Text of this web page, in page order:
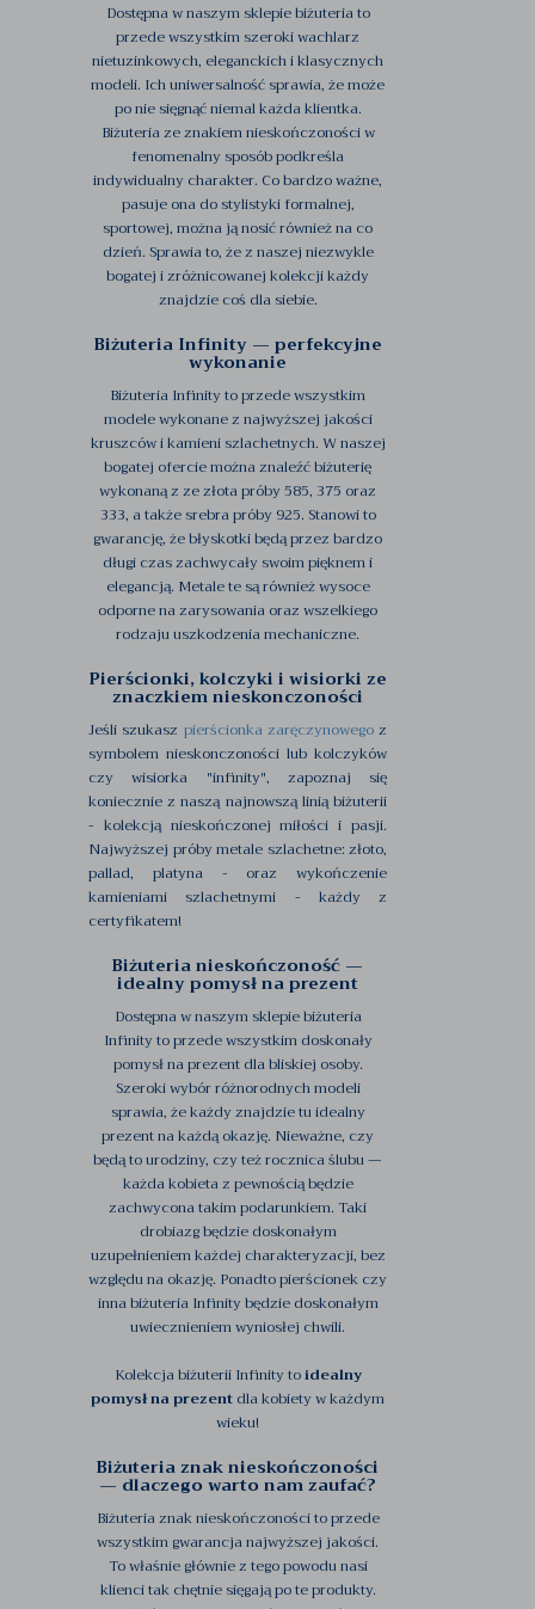
Dostępna w naszym sklepie biżuteria to
przede wszystkim szeroki wachlarz
nietuzinkowych, eleganckich i klasycznych
modeli. Ich uniwersalność sprawia, że może
po nie sięgnąć niemal każda klientka.
Biżuteria ze znakiem nieskończoności w
fenomenalny sposób podkreśla
indywidualny charakter. Co bardzo ważne,
pasuje ona do stylistyki formalnej,
sportowej, można ją nosić również na co
dzień. Sprawia to, że z naszej niezwykle
bogatej i zróżnicowanej kolekcji każdy
znajdzie coś dla siebie.
Biżuteria Infinity — perfekcyjne
wykonanie
Biżuteria Infinity to przede wszystkim
modele wykonane z najwyższej jakości
kruszców i kamieni szlachetnych. W naszej
bogatej ofercie można znaleźć biżuterię
wykonaną z ze złota próby 585, 375 oraz
333, a także srebra próby 925. Stanowi to
gwarancję, że błyskotki będą przez bardzo
długi czas zachwycały swoim pięknem i
elegancją. Metale te są również wysoce
odporne na zarysowania oraz wszelkiego
rodzaju uszkodzenia mechaniczne.
Pierścionki, kolczyki i wisiorki ze
znaczkiem nieskonczoności
Jeśli szukasz pierścionka zaręczynowegoz
symbolem nieskonczoności lub kolczyków
czy wisiorka "infinity", zapoznaj się
koniecznie z naszą najnowszą linią biżuterii
- kolekcją nieskończonej miłości i pasji.
Najwyższej próby metale szlachetne: złoto,
pallad, platyna - oraz wykończenie
kamieniami szlachetnymi - każdy z
certyfikatem!
Biżuteria nieskończoność —
idealny pomysł na prezent
Dostępna w naszym sklepie biżuteria
Infinity to przede wszystkim doskonały
pomysł na prezent dla bliskiej osoby.
Szeroki wybór różnorodnych modeli
sprawia, że każdy znajdzie tu idealny
prezent na każdą okazję. Nieważne, czy
będą to urodziny, czy też rocznica ślubu —
każda kobieta z pewnością będzie
zachwycona takim podarunkiem. Taki
drobiazg będzie doskonałym
uzupełnieniem każdej charakteryzacji, bez
względu na okazję. Ponadto pierścionek czy
inna biżuteria Infinity będzie doskonałym
uwiecznieniem wyniosłej chwili.
Kolekcja biżuterii Infinity toidealny
pomysł na prezent dla kobiety w każdym
wieku!
Biżuteria znak nieskończoności
— dlaczego warto nam zaufać?
Biżuteria znak nieskończoności to przede
wszystkim gwarancja najwyższej jakości.
To właśnie głównie z tego powodu nasi
klienci tak chętnie sięgają po te produkty.